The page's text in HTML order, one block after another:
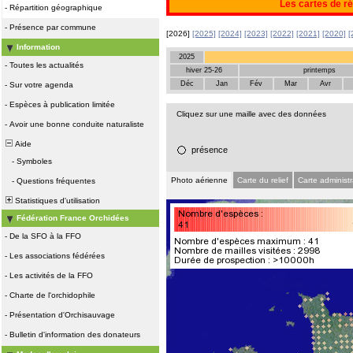
- Répartition géographique
- Présence par commune
Information
- Toutes les actualités
- Sur votre agenda
- Espèces à publication limitée
- Avoir une bonne conduite naturaliste
Aide
- Symboles
- Questions fréquentes
Statistiques d'utilisation
Fédération France Orchidées
- De la SFO à la FFO
- Les associations fédérées
- Les activités de la FFO
- Charte de l'orchidophile
- Présentation d'Orchisauvage
- Bulletin d'information des donateurs
Les cartes de
[2026] [2025] [2024] [2023] [2022] [2021] [2020]
2025
hiver 25-26
printemps
Déc
Jan Fév Mar Avr
Cliquez sur une maille avec des données
présence
Photo aérienne Carte du relief Carte